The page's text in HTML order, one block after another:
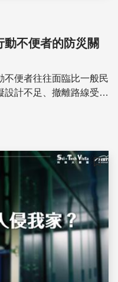
不便者的防災關
不便者往往面臨比一般民
設計不足、撤離路線受
生時，他們無法像一般
強度過大，輪椅可能因震
椅使用者以外，聽障者在
接收資訊而錯失最佳應變
法適應新路線，增加避難
呢？
儲存